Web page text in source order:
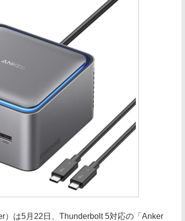
は5月22日、Thunderbolt 5対応の「Anker